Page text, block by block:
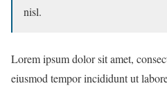
nisl.
Lorem ipsum dolor sit amet,
eiusmod tempor incididunt ut